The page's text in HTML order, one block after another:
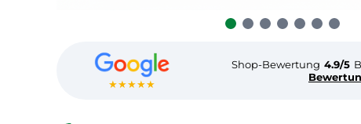
★★★★★
Shop-Bewertung 4.9/5